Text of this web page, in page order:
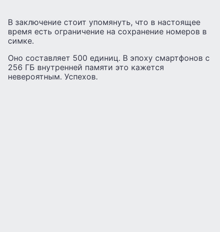
В заключение стоит упомянуть, что в настоящее
время есть ограничение на сохранение номеров в
симке.
Оно составляет 500 единиц. В эпоху смартфонов с
256 ГБ внутренней памяти это кажется
невероятным. Успехов.